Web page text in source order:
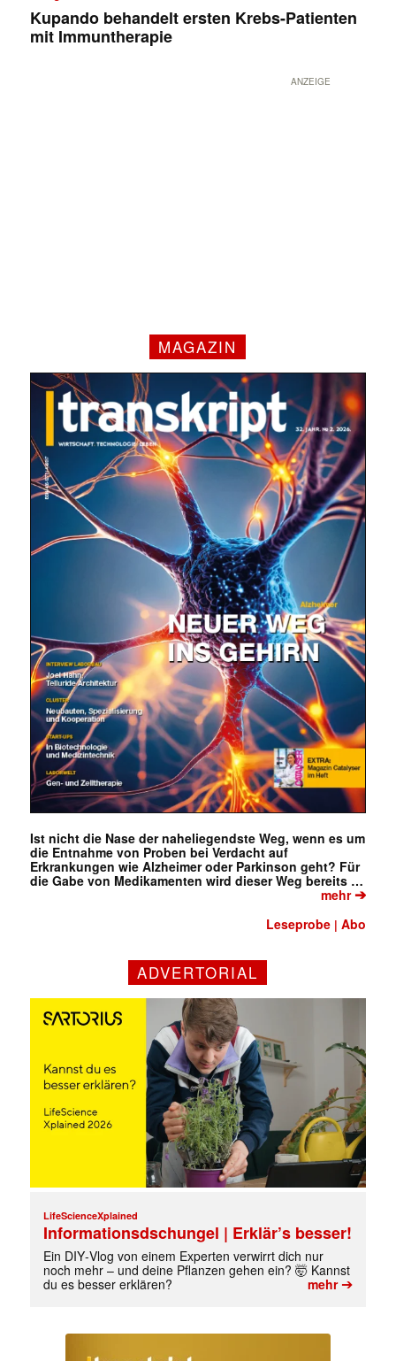
Kupando behandelt ersten Krebs-Patienten
mit Immuntherapie
ANZEIGE
MAGAZIN
Ist nicht die Nase der naheliegendste Weg, wenn es um
die Entnahme von Proben bei Verdacht auf
Erkrankungen wie Alzheimer oder Parkinson geht? Für
die Gabe von Medikamenten wird dieser Weg bereits …
mehr➔
Leseprobe |Abo
ADVERTORIAL
LifeScienceXplained
Informationsdschungel | Erklär’s besser!
Ein DIY‑Vlog von einem Experten verwirrt dich nur
noch mehr – und deine Pflanzen gehen ein? 🤯 Kannst
du es besser erklären?
mehr➔